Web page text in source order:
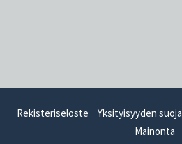
Rekisteriseloste Yksityisyyden suoja
Mainonta